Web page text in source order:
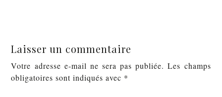
Laisser un commentaire
Votre adresse e-mail ne sera pas publiée. Les champs
obligatoires sont indiqués avec *